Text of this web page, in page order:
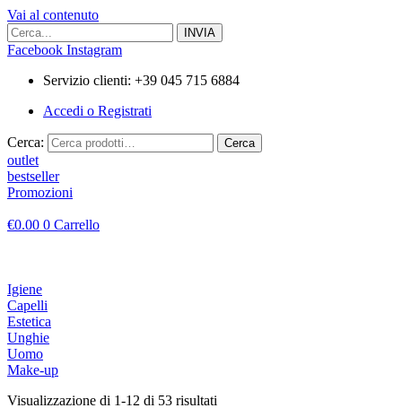
Vai al contenuto
Facebook Instagram
Servizio clienti: +39 045 715 6884
Accedi o Registrati
Cerca: Cerca
outlet
bestseller
Promozioni
€0.00 0 Carrello
Igiene
Capelli
Estetica
Unghie
Uomo
Make-up
Visualizzazione di 1-12 di 53 risultati